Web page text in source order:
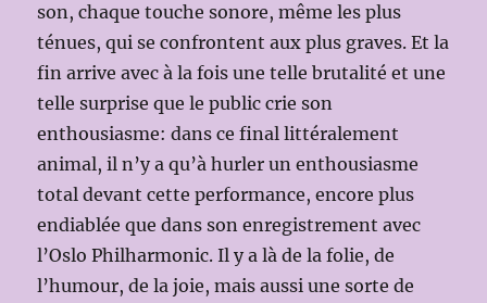
son, chaque touche sonore, même les plus
ténues, qui se confrontent aux plus graves. Et la
fin arrive avec à la fois une telle brutalité et une
telle surprise que le public crie son
enthousiasme: dans ce final littéralement
animal, il n’y a qu’à hurler un enthousiasme
total devant cette performance, encore plus
endiablée que dans son enregistrement avec
l’Oslo Philharmonic. Il y a là de la folie, de
l’humour, de la joie, mais aussi une sorte de